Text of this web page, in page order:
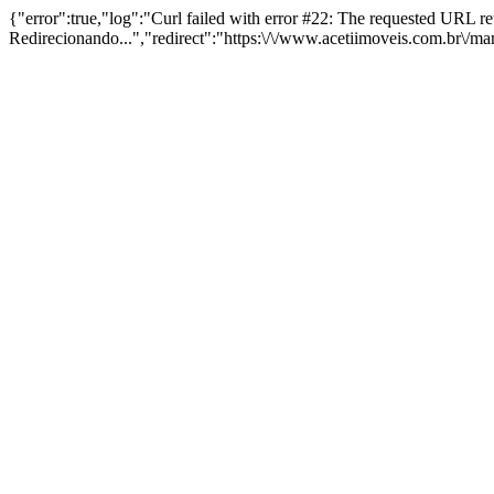
{"error":true,"log":"Curl failed with error #22: The requested URL
Redirecionando...","redirect":"https:\/\/www.acetiimoveis.com.br\/